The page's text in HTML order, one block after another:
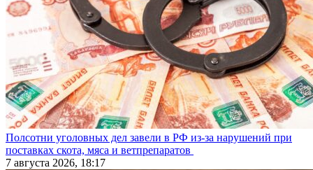
Полсотни уголовных дел завели в РФ из-за нарушений при
поставках скота, мяса и ветпрепаратов
7 августа 2026, 18:17